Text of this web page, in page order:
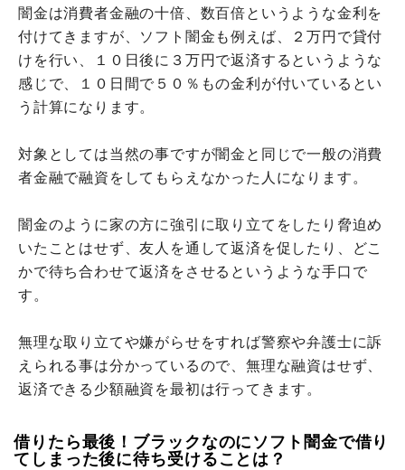
闇金は消費者金融の十倍、数百倍というような金利を
付けてきますが、ソフト闇金も例えば、２万円で貸付
けを行い、１０日後に３万円で返済するというような
感じで、１０日間で５０％もの金利が付いているとい
う計算になります。
対象としては当然の事ですが闇金と同じで一般の消費
者金融で融資をしてもらえなかった人になります。
闇金のように家の方に強引に取り立てをしたり脅迫め
いたことはせず、友人を通して返済を促したり、どこ
かで待ち合わせて返済をさせるというような手口で
す。
無理な取り立てや嫌がらせをすれば警察や弁護士に訴
えられる事は分かっているので、無理な融資はせず、
返済できる少額融資を最初は行ってきます。
借りたら最後！ブラックなのにソフト闇金で借り
てしまった後に待ち受けることは？